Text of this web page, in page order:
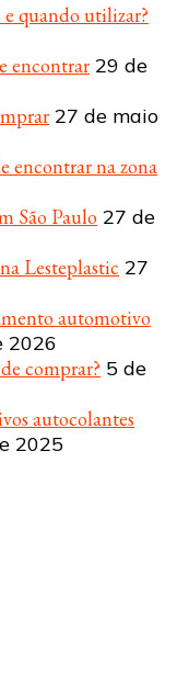
e quando utilizar?
encontrar 29 de
27 de maio
encontrar na zona
São Paulo 27 de
Lesteplastic 27
automotivo
2026
comprar? 5 de
autocolantes
2025